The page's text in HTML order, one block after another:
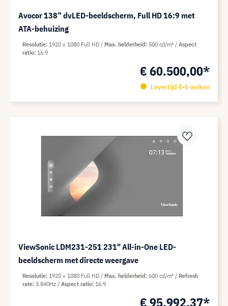
Avocor 138” dvLED-beeldscherm, Full HD 16:9 met
ATA-behuizing
€ 60.500,00*
Levertijd 4-6 weken
Resolutie 1920 x 1080 Full HD Max. helderheid 500 cd/m²
Aspect
ratio 16:9
ViewSonic LDM231-251 231" All-in-One LED-
beeldscherm met directe weergave
€ 95.992,37*
Resolutie 1920 x 1080 Full HD Max. helderheid 600 cd/m²
Refresh
rate 3.840Hz Aspect ratio 16:9